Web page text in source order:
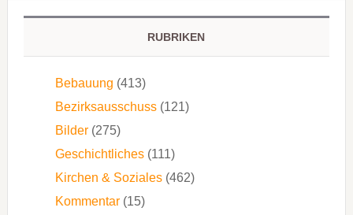
RUBRIKEN
Bebauung (413)
Bezirksausschuss(121)
Bilder(275)
Geschichtliches(111)
Kirchen & Soziales(462)
Kommentar(15)